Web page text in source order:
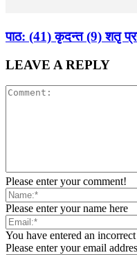
पाठ: (41) कृदन्त (9) शतृ
LEAVE A REPLY
Please enter your comment!
Please enter your name here
You have entered an
Please enter your email